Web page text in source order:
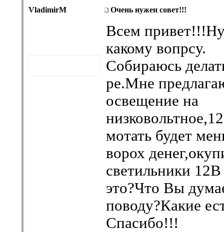
VladimirM Очень нужен совет!!!
Всем
какому вопрсу.
Собираюсь
ре.Мне
освещение на
мотать будет
ворох
светильники
это?Что Вы
поводу?Какие
Спасибо!!!